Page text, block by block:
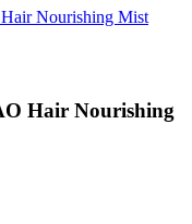
Hair Nourishing